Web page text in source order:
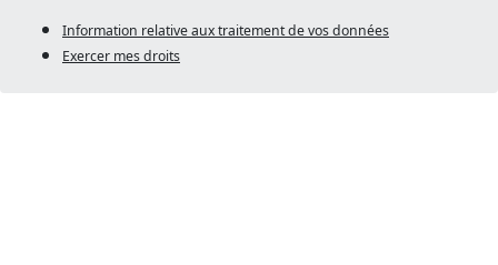
Information relative aux traitement de vos données
Exercer mes droits